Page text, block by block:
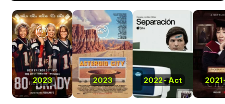
2023
6,8
2023
5,9
2022-Act 2021